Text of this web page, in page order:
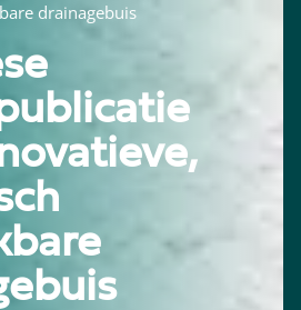
drainagebuis